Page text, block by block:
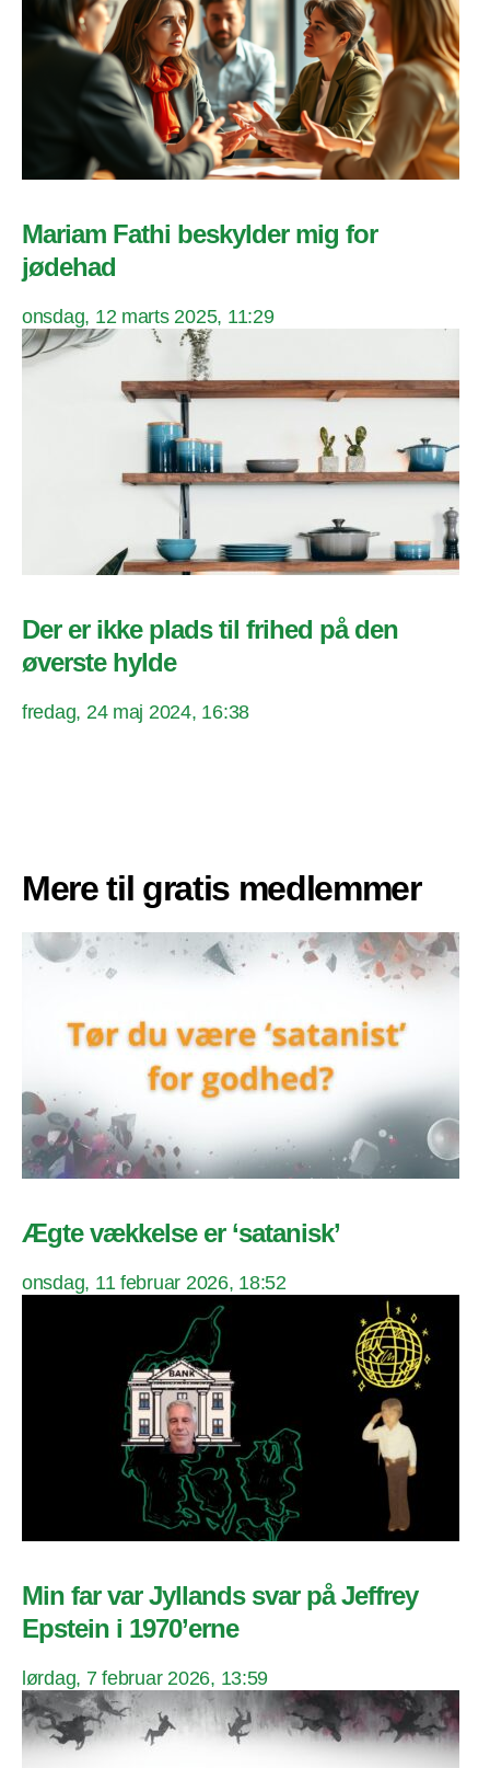
Mariam Fathi beskylder mig for
jødehad
onsdag, 12 marts 2025, 11:29
Der er ikke plads til frihed på den
øverste hylde
fredag, 24 maj 2024, 16:38
Mere til gratis medlemmer
Ægte vækkelse er ‘satanisk’
onsdag, 11 februar 2026, 18:52
Min far var Jyllands svar på Jeffrey
Epstein i 1970’erne
lørdag, 7 februar 2026, 13:59